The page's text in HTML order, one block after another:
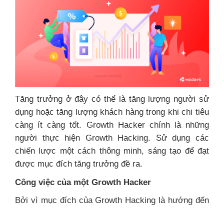
Tăng trưởng ở đây có thể là tăng lượng người sử
dụng hoặc tăng lượng khách hàng trong khi chi tiêu
càng ít càng tốt. Growth Hacker chính là những
người thực hiện Growth Hacking. Sử dụng các
chiến lược một cách thông minh, sáng tạo để đạt
được mục đích tăng trưởng đề ra.
Công việc của một Growth Hacker
Bởi vì mục đích của Growth Hacking là hướng đến